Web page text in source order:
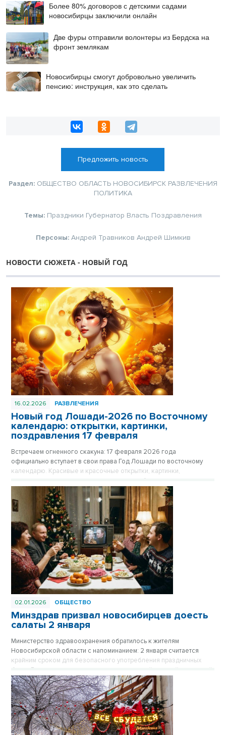
Более 80% договоров с детскими садами
новосибирцы заключили онлайн
Две фуры отправили волонтеры из Бердска на
фронт землякам
Новосибирцы смогут добровольно увеличить
пенсию: инструкция, как это сделать
Предложить новость
Раздел: ОБЩЕСТВО ОБЛАСТЬ НОВОСИБИРСК РАЗВЛЕЧЕНИЯ
ПОЛИТИКА
Темы: Праздники Губернатор Власть Поздравления
Персоны: Андрей Травников Андрей Шимкив
НОВОСТИ СЮЖЕТА - НОВЫЙ ГОД
16.02.2026 РАЗВЛЕЧЕНИЯ
Новый год Лошади-2026 по Восточному
календарю: открытки, картинки,
поздравления 17 февраля
Встречаем огненного скакуна: 17 февраля 2026 года
официально вступает в свои права Год Лошади по восточному
календарю. Красивые и красочные открытки, картинки,
поздравления в стихах и прозе - в нашем обзоре.
02.01.2026 ОБЩЕСТВО
Минздрав призвал новосибирцев доесть
салаты 2 января
Министерство здравоохранения обратилось к жителям
Новосибирской области с напоминанием: 2 января считается
крайним сроком для безопасного употребления праздничных
блюд. Врачи предупреждают, что салаты с майонезной заправкой
являются идеальной средой для размножения бактерий, и даже
хранение в холодильнике не гарантирует безопасность
продуктов спустя двое суток после приготовления.